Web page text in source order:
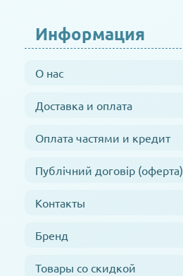
Информация
О нас
Доставка и оплата
Оплата частями и кредит
Публічний договір (оферта)
Контакты
Бренд
Товары со скидкой